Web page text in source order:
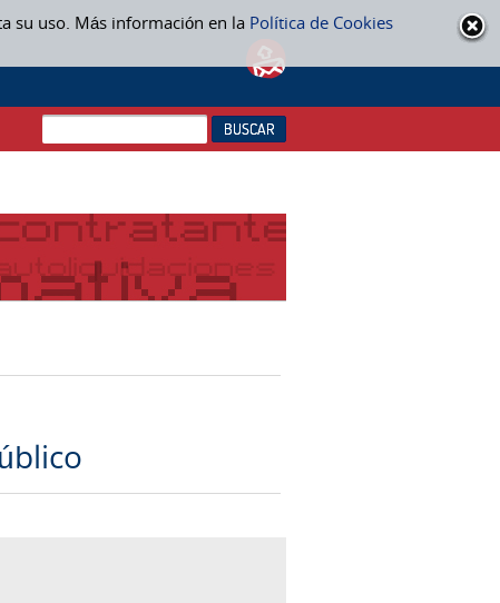
su uso. Más información en la Política de Cookies